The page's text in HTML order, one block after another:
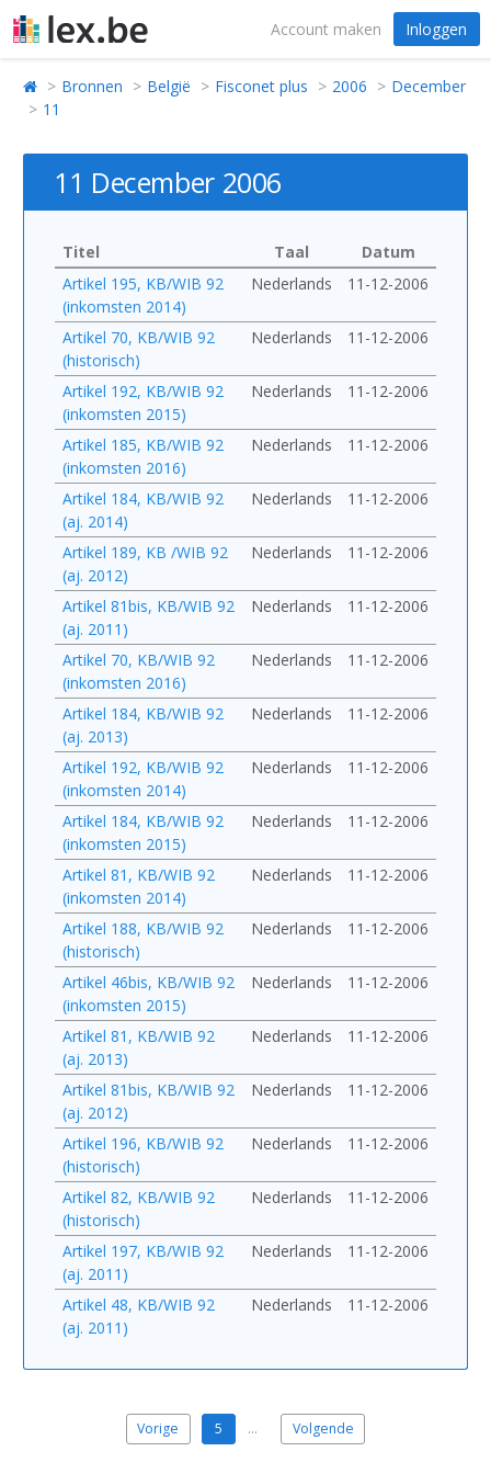
Account maken Inloggen
Bronnen België Fisconet plus 2006
December
11
11 December 2006
Titel Taal
Datum
Artikel 195, KB/WIB 92
(inkomsten 2014)
Nederlands 11-12-2006
Artikel 70, KB/WIB 92
(historisch)
Nederlands 11-12-2006
Artikel 192, KB/WIB 92
(inkomsten 2015)
Nederlands 11-12-2006
Artikel 185, KB/WIB 92
(inkomsten 2016)
Nederlands 11-12-2006
Artikel 184, KB/WIB 92
(aj. 2014)
Nederlands 11-12-2006
Artikel 189, KB /WIB 92
(aj. 2012)
Nederlands 11-12-2006
Artikel 81bis, KB/WIB 92
(aj. 2011)
Nederlands 11-12-2006
Artikel 70, KB/WIB 92
(inkomsten 2016)
Nederlands 11-12-2006
Artikel 184, KB/WIB 92
(aj. 2013)
Nederlands 11-12-2006
Artikel 192, KB/WIB 92
(inkomsten 2014)
Nederlands 11-12-2006
Artikel 184, KB/WIB 92
(inkomsten 2015)
Nederlands 11-12-2006
Artikel 81, KB/WIB 92
(inkomsten 2014)
Nederlands 11-12-2006
Artikel 188, KB/WIB 92
(historisch)
Nederlands 11-12-2006
Artikel 46bis, KB/WIB 92
(inkomsten 2015)
Nederlands 11-12-2006
Artikel 81, KB/WIB 92
(aj. 2013)
Nederlands 11-12-2006
Artikel 81bis, KB/WIB 92
(aj. 2012)
Nederlands 11-12-2006
Artikel 196, KB/WIB 92
(historisch)
Nederlands 11-12-2006
Artikel 82, KB/WIB 92
(historisch)
Nederlands 11-12-2006
Artikel 197, KB/WIB 92
(aj. 2011)
Nederlands 11-12-2006
Artikel 48, KB/WIB 92
(aj. 2011)
Nederlands 11-12-2006
Vorige 5 … Volgende